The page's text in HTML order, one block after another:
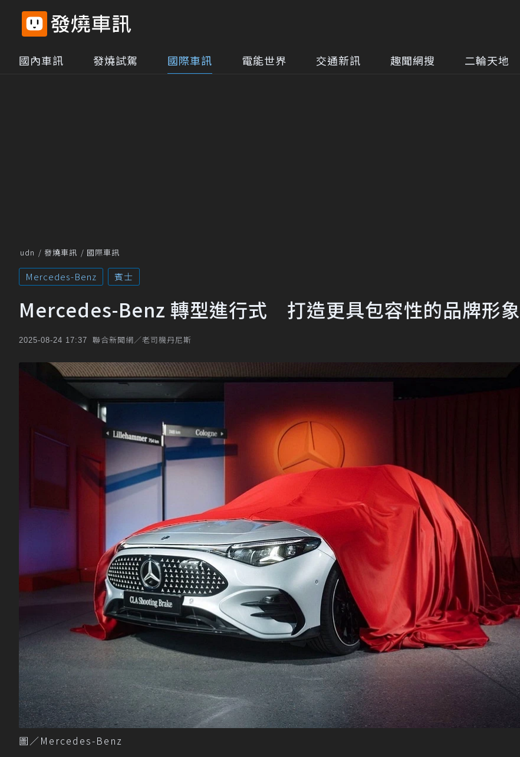
國內車訊 發燒試駕 國際車訊 電能世界 交通新訊 趣聞網搜 二輪天地
udn 發燒車訊 國際車訊
Mercedes-Benz 賓士
Mercedes-Benz 轉型進行式 打造更具包容性的品牌形象
2025-08-24 17:37 聯合新聞網／老司機丹尼斯
圖／Mercedes-Benz